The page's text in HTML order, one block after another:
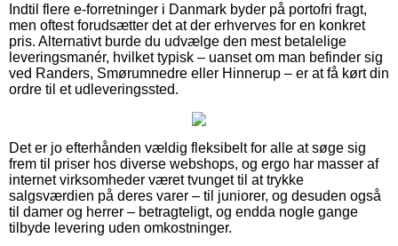
Indtil flere e-forretninger i Danmark byder på portofri fragt,
men oftest forudsætter det at der erhverves for en konkret
pris. Alternativt burde du udvælge den mest betalelige
leveringsmanér, hvilket typisk – uanset om man befinder sig
ved Randers, Smørumnedre eller Hinnerup – er at få kørt din
ordre til et udleveringssted.
Det er jo efterhånden vældig fleksibelt for alle at søge sig
frem til priser hos diverse webshops, og ergo har masser af
internet virksomheder været tvunget til at trykke
salgsværdien på deres varer – til juniorer, og desuden også
til damer og herrer – betragteligt, og endda nogle gange
tilbyde levering uden omkostninger.